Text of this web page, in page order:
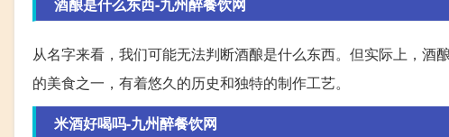
从名字来看，我们可能无法判断酒酿是什么东西。但实际上，
的美食之一，有着悠久的历史和独特的制作工艺。
米酒好喝吗-九州醉餐饮网